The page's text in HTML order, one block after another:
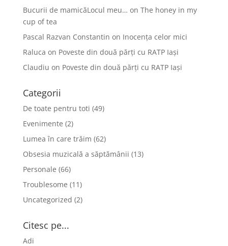
Bucurii de mamicăLocul meu… on The honey in my
cup of tea
Pascal Razvan Constantin on Inocența celor mici
Raluca on Poveste din două părți cu RATP Iași
Claudiu on Poveste din două părți cu RATP Iași
Categorii
De toate pentru toti (49)
Evenimente (2)
Lumea în care trăim (62)
Obsesia muzicală a săptămânii (13)
Personale (66)
Troublesome (11)
Uncategorized (2)
Citesc pe...
Adi